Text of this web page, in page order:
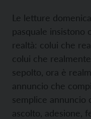
Le letture
pasquale insistono
realtà: colui che
colui che
sepolto, ora è
annuncio che
semplice annuncio
ascolto, adesione,